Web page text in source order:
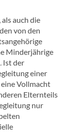
auch die
von den
Minderjährige
Ist der
einer
Vollmacht
Elternteils
nur